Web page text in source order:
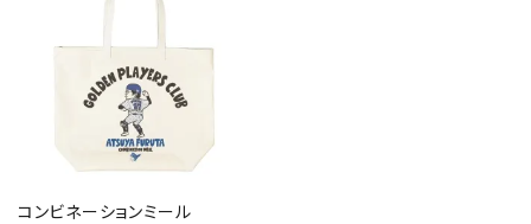
コンビネーションミール